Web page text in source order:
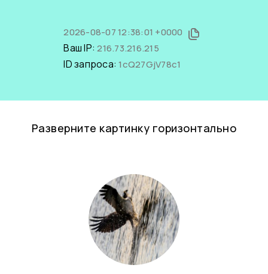
2026-08-07 12:38:01 +0000
Ваш IP:216.73.216.215
ID запроса:1cQ27GjV78c1
Разверните картинку горизонтально